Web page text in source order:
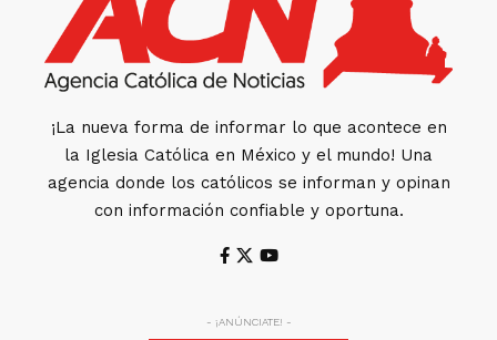
¡La nueva forma de informar lo que acontece en
la Iglesia Católica en México y el mundo! Una
agencia donde los católicos se informan y opinan
con información confiable y oportuna.
- ¡ANÚNCIATE! -